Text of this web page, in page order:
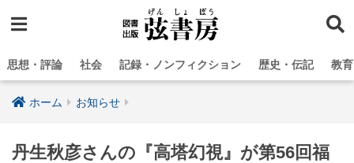
思想・評論 社会 記録・ノンフィクション 歴史・伝記 教
ホーム お知らせ
丹生秋彦さんの『高塔幻視』が第56回福